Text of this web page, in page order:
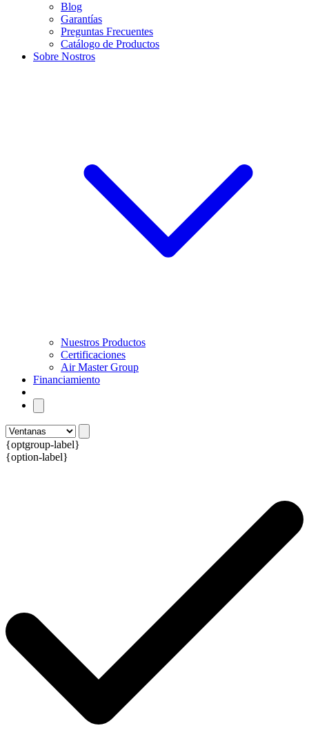
Blog
Garantías
Preguntas Frecuentes
Catálogo de Productos
Sobre Nostros
Nuestros Productos
Certificaciones
Air Master Group
Financiamiento
{optgroup-label}
{option-label}